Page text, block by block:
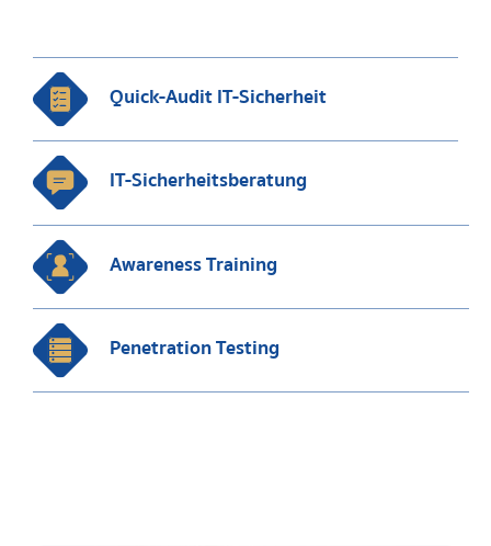
Quick-Audit IT-Sicherheit
IT-Sicherheitsberatung
Awareness Training
Penetration Testing